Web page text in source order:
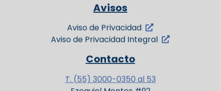
Avisos
Aviso de Privacidad
Aviso de Privacidad Integral
Contacto
T. (55) 3000-0350 al 53